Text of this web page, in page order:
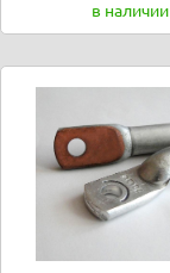
в наличии